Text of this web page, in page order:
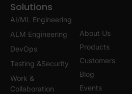
Solutions
AI/ML Engineering
ALM Engineering
DevOps
Testing &Security
Work &
Collaboration
About Us
Products
Customers
Blog
Events